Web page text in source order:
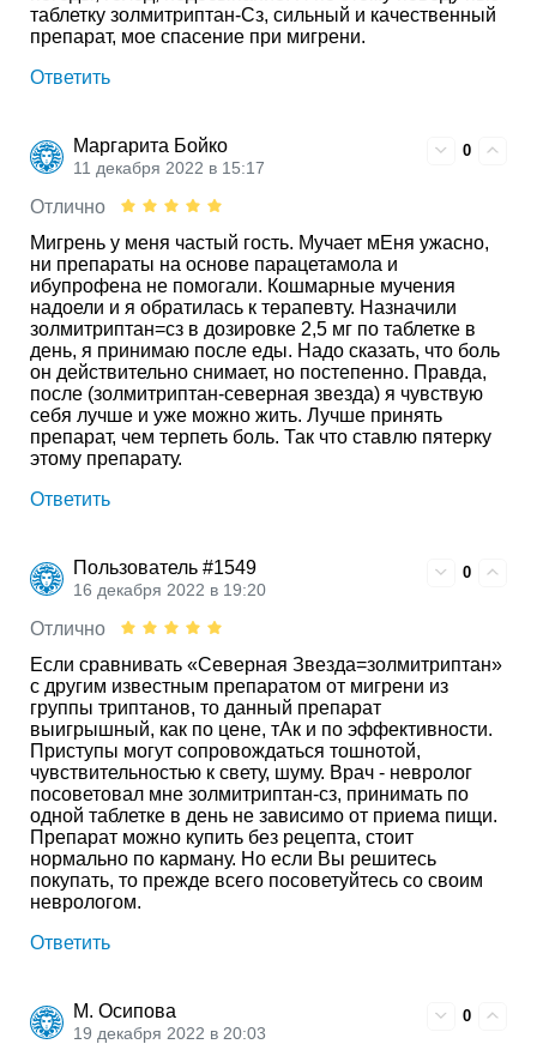
таблетку золмитриптан-Сз, сильный и качественный
препарат, мое спасение при мигрени.
Ответить
Маргарита Бойко
11 декабря 2022 в 15:17
0
Отлично
Мигрень у меня частый гость. Мучает мЕня ужасно,
ни препараты на основе парацетамола и
ибупрофена не помогали. Кошмарные мучения
надоели и я обратилась к терапевту. Назначили
золмитриптан=сз в дозировке 2,5 мг по таблетке в
день, я принимаю после еды. Надо сказать, что боль
он действительно снимает, но постепенно. Правда,
после (золмитриптан-северная звезда) я чувствую
себя лучше и уже можно жить. Лучше принять
препарат, чем терпеть боль. Так что ставлю пятерку
этому препарату.
Ответить
Пользователь #1549
16 декабря 2022 в 19:20
0
Отлично
Если сравнивать «Северная Звезда=золмитриптан»
с другим известным препаратом от мигрени из
группы триптанов, то данный препарат
выигрышный, как по цене, тАк и по эффективности.
Приступы могут сопровождаться тошнотой,
чувствительностью к свету, шуму. Врач - невролог
посоветовал мне золмитриптан-сз, принимать по
одной таблетке в день не зависимо от приема пищи.
Препарат можно купить без рецепта, стоит
нормально по карману. Но если Вы решитесь
покупать, то прежде всего посоветуйтесь со своим
неврологом.
Ответить
М. Осипова
19 декабря 2022 в 20:03
0